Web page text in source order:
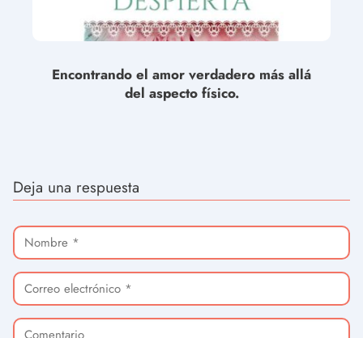
Encontrando el amor verdadero más allá
del aspecto físico.
Deja una respuesta